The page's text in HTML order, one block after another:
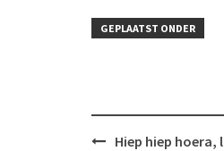
GEPLAATST ONDER
BerichtHiep hiep hoera,